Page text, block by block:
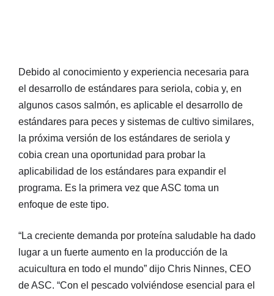
Debido al conocimiento y experiencia necesaria para
el desarrollo de estándares para seriola, cobia y, en
algunos casos salmón, es aplicable el desarrollo de
estándares para peces y sistemas de cultivo similares,
la próxima versión de los estándares de seriola y
cobia crean una oportunidad para probar la
aplicabilidad de los estándares para expandir el
programa. Es la primera vez que ASC toma un
enfoque de este tipo.
“La creciente demanda por proteína saludable ha dado
lugar a un fuerte aumento en la producción de la
acuicultura en todo el mundo” dijo Chris Ninnes, CEO
de ASC. “Con el pescado volviéndose esencial para el